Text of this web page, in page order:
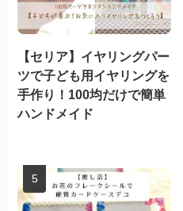
【セリア】イヤリングパー
ツで子ども用イヤリングを
手作り！100均だけで簡単
ハンドメイド